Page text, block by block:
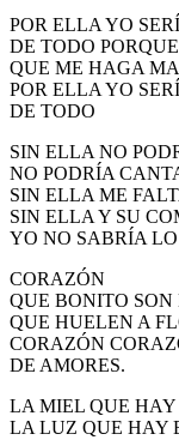
POR ELLA YO
DE TODO
QUE ME HAGA
POR ELLA YO
DE TODO
SIN ELLA NO
NO PODRÍA
SIN ELLA ME
SIN ELLA Y SU
YO NO SABRÍA
CORAZÓN
QUE BONITO SON
QUE HUELEN A
CORAZÓN
DE AMORES.
LA MIEL QUE
LA LUZ QUE HAY